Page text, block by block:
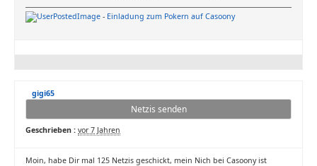
- Einladung zum Pokern auf Casoony
gigi65
Netzis senden
Geschrieben : vor 7 Jahren
Moin, habe Dir mal 125 Netzis geschickt, mein Nich bei Casoony ist